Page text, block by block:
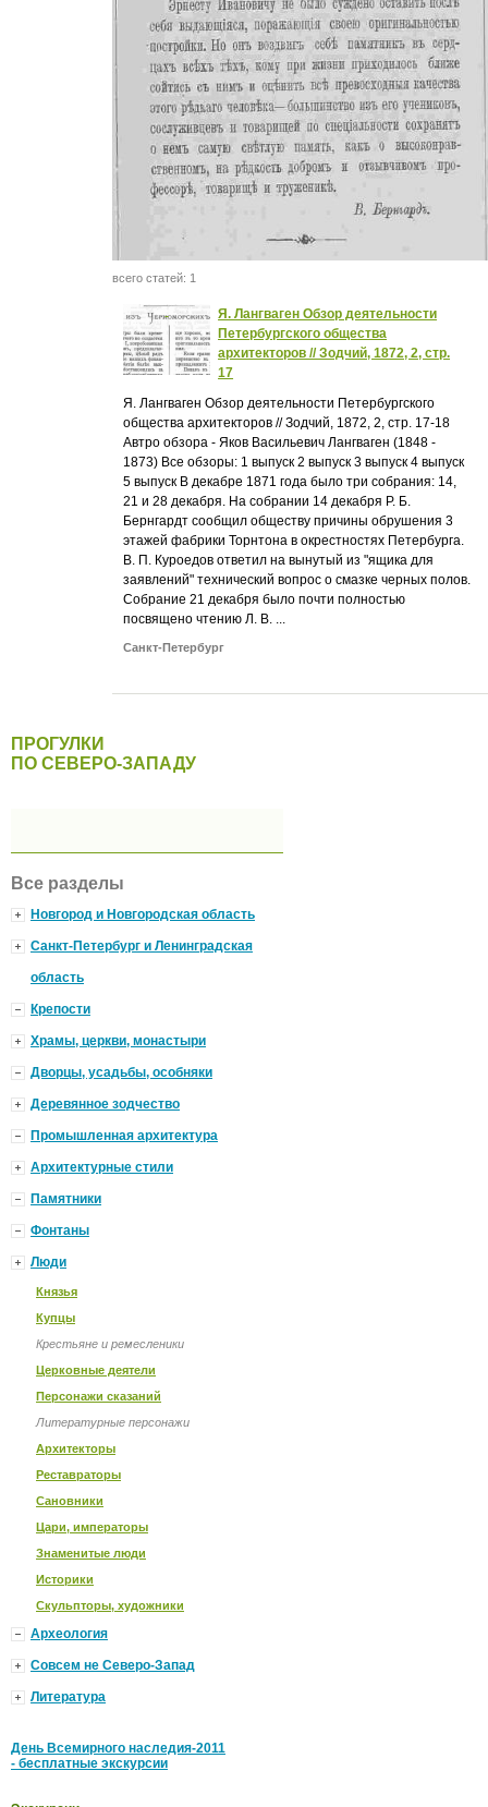
всего статей: 1
Я. Лангваген Обзор деятельности
Петербургского общества
архитекторов // Зодчий, 1872, 2, стр.
17
Я. Лангваген Обзор деятельности Петербургского
общества архитекторов // Зодчий, 1872, 2, стр. 17-18
Автро обзора - Яков Васильевич Лангваген (1848 -
1873) Все обзоры: 1 выпуск 2 выпуск 3 выпуск 4 выпуск
5 выпуск В декабре 1871 года было три собрания: 14,
21 и 28 декабря. На собрании 14 декабря Р. Б.
Бернгардт сообщил обществу причины обрушения 3
этажей фабрики Торнтона в окрестностях Петербурга.
В. П. Куроедов ответил на вынутый из "ящика для
заявлений" технический вопрос о смазке черных полов.
Собрание 21 декабря было почти полностью
посвящено чтению Л. В. ...
Санкт-Петербург
ПРОГУЛКИ
ПО СЕВЕРО-ЗАПАДУ
Все разделы
Новгород и Новгородская область
Санкт-Петербург и Ленинградская
область
Крепости
Храмы, церкви, монастыри
Дворцы, усадьбы, особняки
Деревянное зодчество
Промышленная архитектура
Архитектурные стили
Памятники
Фонтаны
Люди
Князья
Купцы
Крестьяне и ремесленики
Церковные деятели
Персонажи сказаний
Литературные персонажи
Архитекторы
Реставраторы
Сановники
Цари, императоры
Знаменитые люди
Историки
Скульпторы, художники
Археология
Совсем не Северо-Запад
Литература
День Всемирного наследия-2011
- бесплатные экскурсии